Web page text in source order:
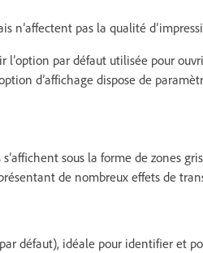
n’affectent pas la qualité
l’option par défaut utilisée pour
d’affichage dispose de
sous la forme de zones
de nombreux effets de
défaut), idéale pour identifier et